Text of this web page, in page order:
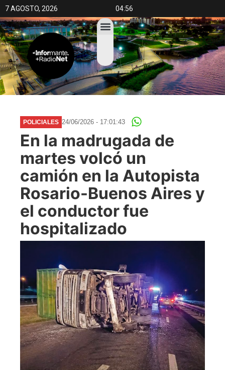
7 AGOSTO, 2026 04:56
POLICIALES 24/06/2026 - 17:01:43
En la madrugada de
martes volcó un
camión en la Autopista
Rosario-Buenos Aires y
el conductor fue
hospitalizado